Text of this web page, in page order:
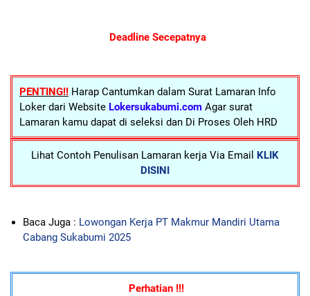
Deadline Secepatnya
PENTING!! Harap Cantumkan dalam Surat Lamaran Info
Loker dari Website Lokersukabumi.com Agar surat
Lamaran kamu dapat di seleksi dan Di Proses Oleh HRD
Lihat Contoh Penulisan Lamaran kerja Via Email KLIK
DISINI
Baca Juga : Lowongan Kerja PT Makmur Mandiri Utama
Cabang Sukabumi 2025
Perhatian !!!